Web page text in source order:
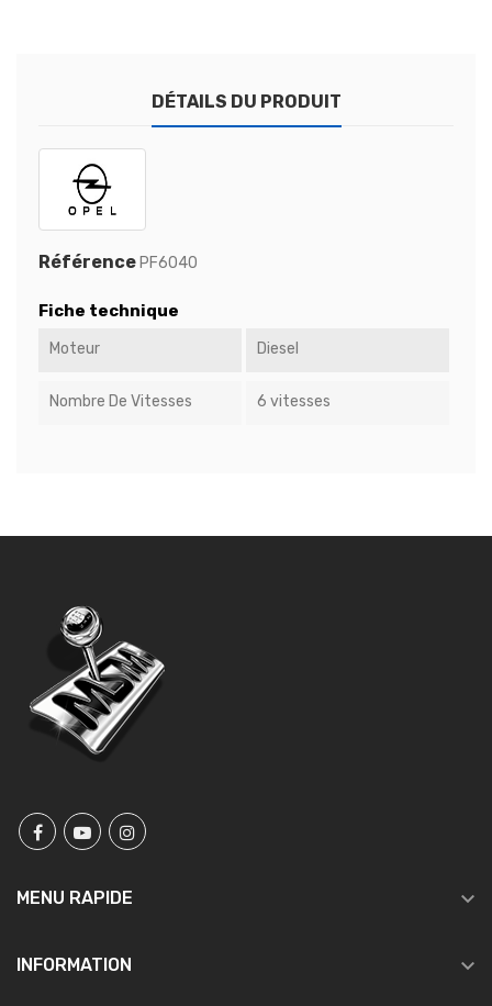
DÉTAILS DU PRODUIT
Référence PF6040
Fiche technique
Moteur Diesel
Nombre De Vitesses 6 vitesses
MENU RAPIDE 
INFORMATION 